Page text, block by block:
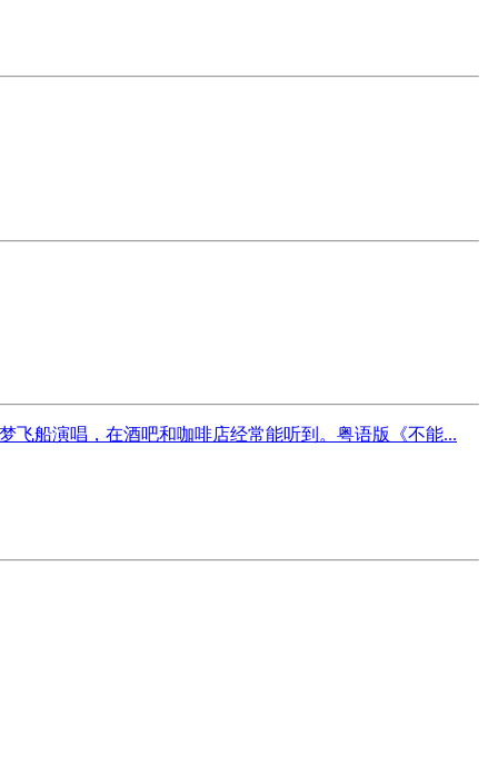
船演唱，在酒吧和咖啡店经常能听到。粤语版《不能...